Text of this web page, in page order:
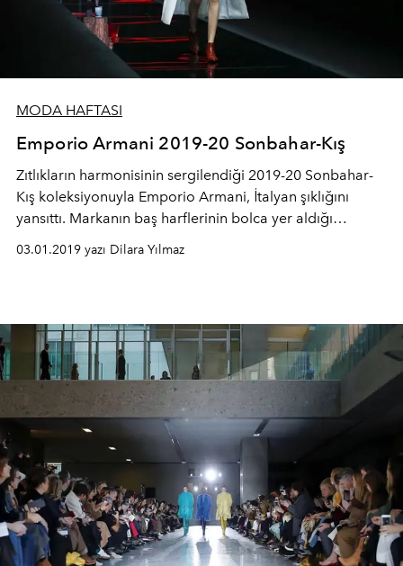
MODA HAFTASI
Emporio Armani 2019-20 Sonbahar-Kış
Zıtlıkların harmonisinin sergilendiği 2019-20 Sonbahar-
Kış koleksiyonuyla Emporio Armani, İtalyan şıklığını
yansıttı. Markanın baş harflerinin bolca yer aldığı
koleksiyonda, fransız bereleri dikkat çekiyor.
03.01.2019 yazı Dilara Yılmaz